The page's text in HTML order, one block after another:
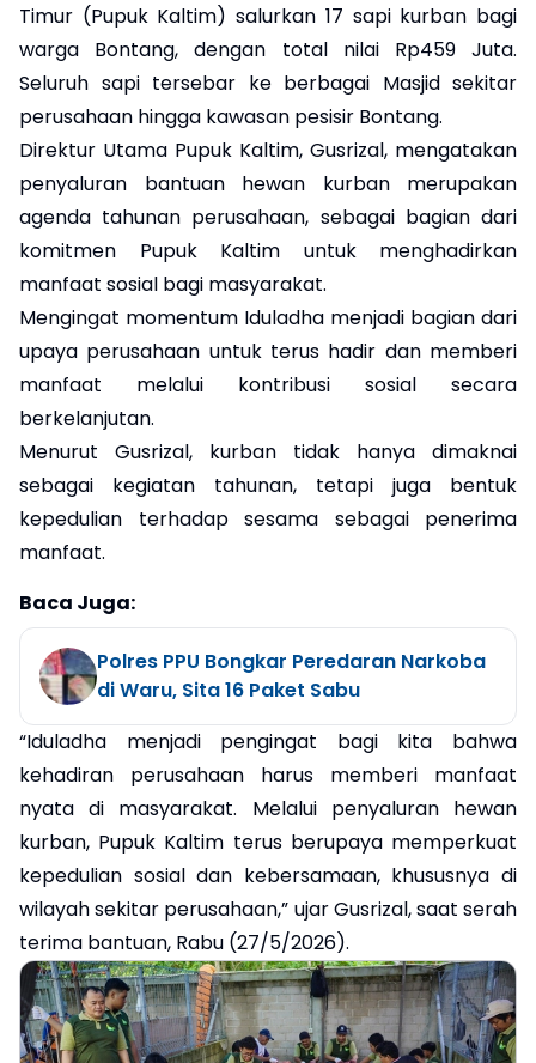
Timur (Pupuk Kaltim) salurkan 17 sapi kurban bagi
warga Bontang, dengan total nilai Rp459 Juta.
Seluruh sapi tersebar ke berbagai Masjid sekitar
perusahaan hingga kawasan pesisir Bontang.
Direktur Utama Pupuk Kaltim, Gusrizal, mengatakan
penyaluran bantuan hewan kurban merupakan
agenda tahunan perusahaan, sebagai bagian dari
komitmen Pupuk Kaltim untuk menghadirkan
manfaat sosial bagi masyarakat.
Mengingat momentum Iduladha menjadi bagian dari
upaya perusahaan untuk terus hadir dan memberi
manfaat melalui kontribusi sosial secara
berkelanjutan.
Menurut Gusrizal, kurban tidak hanya dimaknai
sebagai kegiatan tahunan, tetapi juga bentuk
kepedulian terhadap sesama sebagai penerima
manfaat.
Baca Juga:
Polres PPU Bongkar Peredaran Narkoba
di Waru, Sita 16 Paket Sabu
“Iduladha menjadi pengingat bagi kita bahwa
kehadiran perusahaan harus memberi manfaat
nyata di masyarakat. Melalui penyaluran hewan
kurban, Pupuk Kaltim terus berupaya memperkuat
kepedulian sosial dan kebersamaan, khususnya di
wilayah sekitar perusahaan,” ujar Gusrizal, saat serah
terima bantuan, Rabu (27/5/2026).